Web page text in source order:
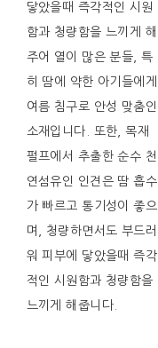
닿았을때 즉각적인 시원
함과 청량함을 느끼게 해
주어 열이 많은 분들, 특
히 땀에 약한 아기들에게
여름 침구로 안성 맞춤인
소재입니다. 또한, 목재
펄프에서 추출한 순수 천
연섬유인 인견은 땀 흡수
가 빠르고 통기성이 좋으
며, 청량하면서도 부드러
워 피부에 닿았을때 즉각
적인 시원함과 청량함을
느끼게 해줍니다.